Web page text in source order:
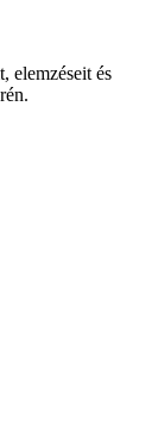
elemzéseit és